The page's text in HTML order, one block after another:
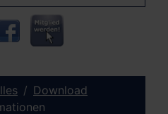
Download